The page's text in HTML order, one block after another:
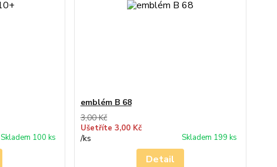
Skladem 100 ks
emblém B 68
3,00 Kč
Ušetříte 3,00 Kč
/ks Skladem 199 ks
Detail